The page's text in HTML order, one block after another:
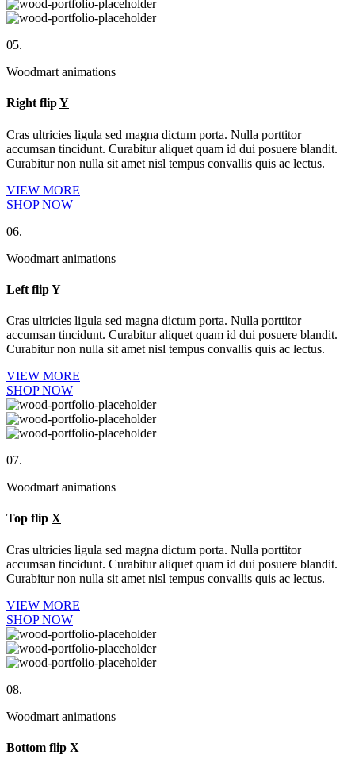
05.
Woodmart animations
Right flipY
Cras ultricies ligula sed magna dictum porta. Nulla porttitor
accumsan tincidunt. Curabitur aliquet quam id dui posuere blandit.
Curabitur non nulla sit amet nisl tempus convallis quis ac lectus.
VIEW MORE
SHOP NOW
06.
Woodmart animations
Left flipY
Cras ultricies ligula sed magna dictum porta. Nulla porttitor
accumsan tincidunt. Curabitur aliquet quam id dui posuere blandit.
Curabitur non nulla sit amet nisl tempus convallis quis ac lectus.
VIEW MORE
SHOP NOW
07.
Woodmart animations
Top flip X
Cras ultricies ligula sed magna dictum porta. Nulla porttitor
accumsan tincidunt. Curabitur aliquet quam id dui posuere blandit.
Curabitur non nulla sit amet nisl tempus convallis quis ac lectus.
VIEW MORE
SHOP NOW
08.
Woodmart animations
Bottom flip X